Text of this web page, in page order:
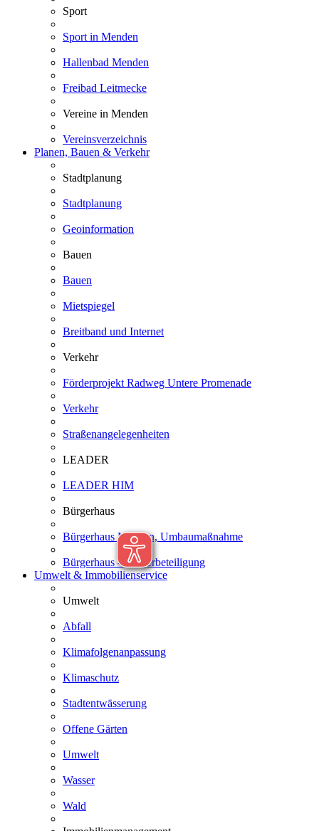
Sport
Sport in Menden
Hallenbad Menden
Freibad Leitmecke
Vereine in Menden
Vereinsverzeichnis
Planen, Bauen & Verkehr
Stadtplanung
Stadtplanung
Geoinformation
Bauen
Bauen
Mietspiegel
Breitband und Internet
Verkehr
Förderprojekt Radweg Untere Promenade
Verkehr
Straßenangelegenheiten
LEADER
LEADER HIM
Bürgerhaus
Bürgerhaus Menden, Umbaumaßnahme
Bürgerhaus - Bürgerbeteiligung
Umwelt & Immobilienservice
Umwelt
Abfall
Klimafolgenanpassung
Klimaschutz
Stadtentwässerung
Offene Gärten
Umwelt
Wasser
Wald